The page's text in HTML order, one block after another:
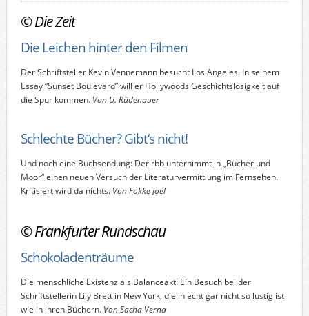
©Die Zeit
Die Leichen hinter den Filmen
Der Schriftsteller Kevin Vennemann besucht Los Angeles. In seinem
Essay “Sunset Boulevard” will er Hollywoods Geschichtslosigkeit auf
die Spur kommen. Von U. Rüdenauer
Schlechte Bücher? Gibt‘s nicht!
Und noch eine Buchsendung: Der rbb unternimmt in „Bücher und
Moor“ einen neuen Versuch der Literaturvermittlung im Fernsehen.
Kritisiert wird da nichts.Von Fokke Joel
©Frankfurter Rundschau
Schokoladenträume
Die menschliche Existenz als Balanceakt: Ein Besuch bei der
Schriftstellerin Lily Brett in New York, die in echt gar nicht so lustig ist
wie in ihren Büchern. Von Sacha Verna